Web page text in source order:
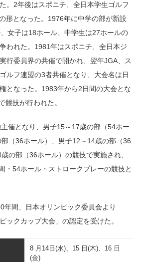
。2年後はスポニチ、全日本学生ゴルフ
形となった。1976年に中学の部が新設
女子は18ホール、中学生は27ホールの
われた。1981年はスポニチ、全日本ジ
行委員界の共催で開かれ、翌年JGA、ス
ルフ連盟の3者共催となり、大会名は日
となった。1983年から2日間の大会とな
競技が行われた。
催となり、男子15～17歳の部（54ホー
（36ホール）、男子12～14歳の部（36
の部（36ホール）の競技で実施され、
・54ホール・ストロークプレーの競技と
年間、日本オリンピック委員会より
ックカップ大会」の認定を受けた。
8 月14日(水)、15 日(木)、16 日
(金)